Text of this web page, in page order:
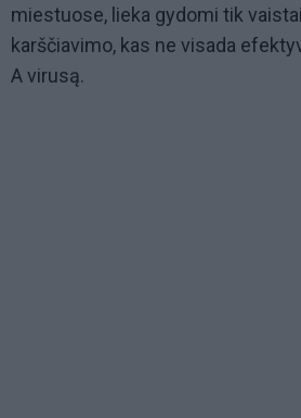
miestuose, lieka gydomi tik
karščiavimo, kas ne visada
A virusą.